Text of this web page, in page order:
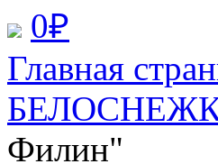
0₽
Главная
Филин"